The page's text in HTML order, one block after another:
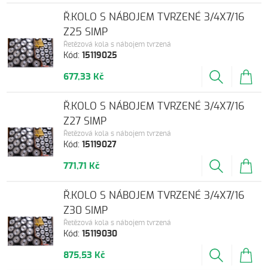
Kód:15119025
Řetězová kola s nábojem tvrzená
Ř.KOLO S NÁBOJEM TVRZENÉ 3/4X7/16
Z25 SIMP
677,33 Kč
Kód:15119027
Řetězová kola s nábojem tvrzená
Ř.KOLO S NÁBOJEM TVRZENÉ 3/4X7/16
Z27 SIMP
771,71 Kč
Kód:15119030
Řetězová kola s nábojem tvrzená
Ř.KOLO S NÁBOJEM TVRZENÉ 3/4X7/16
Z30 SIMP
875,53 Kč